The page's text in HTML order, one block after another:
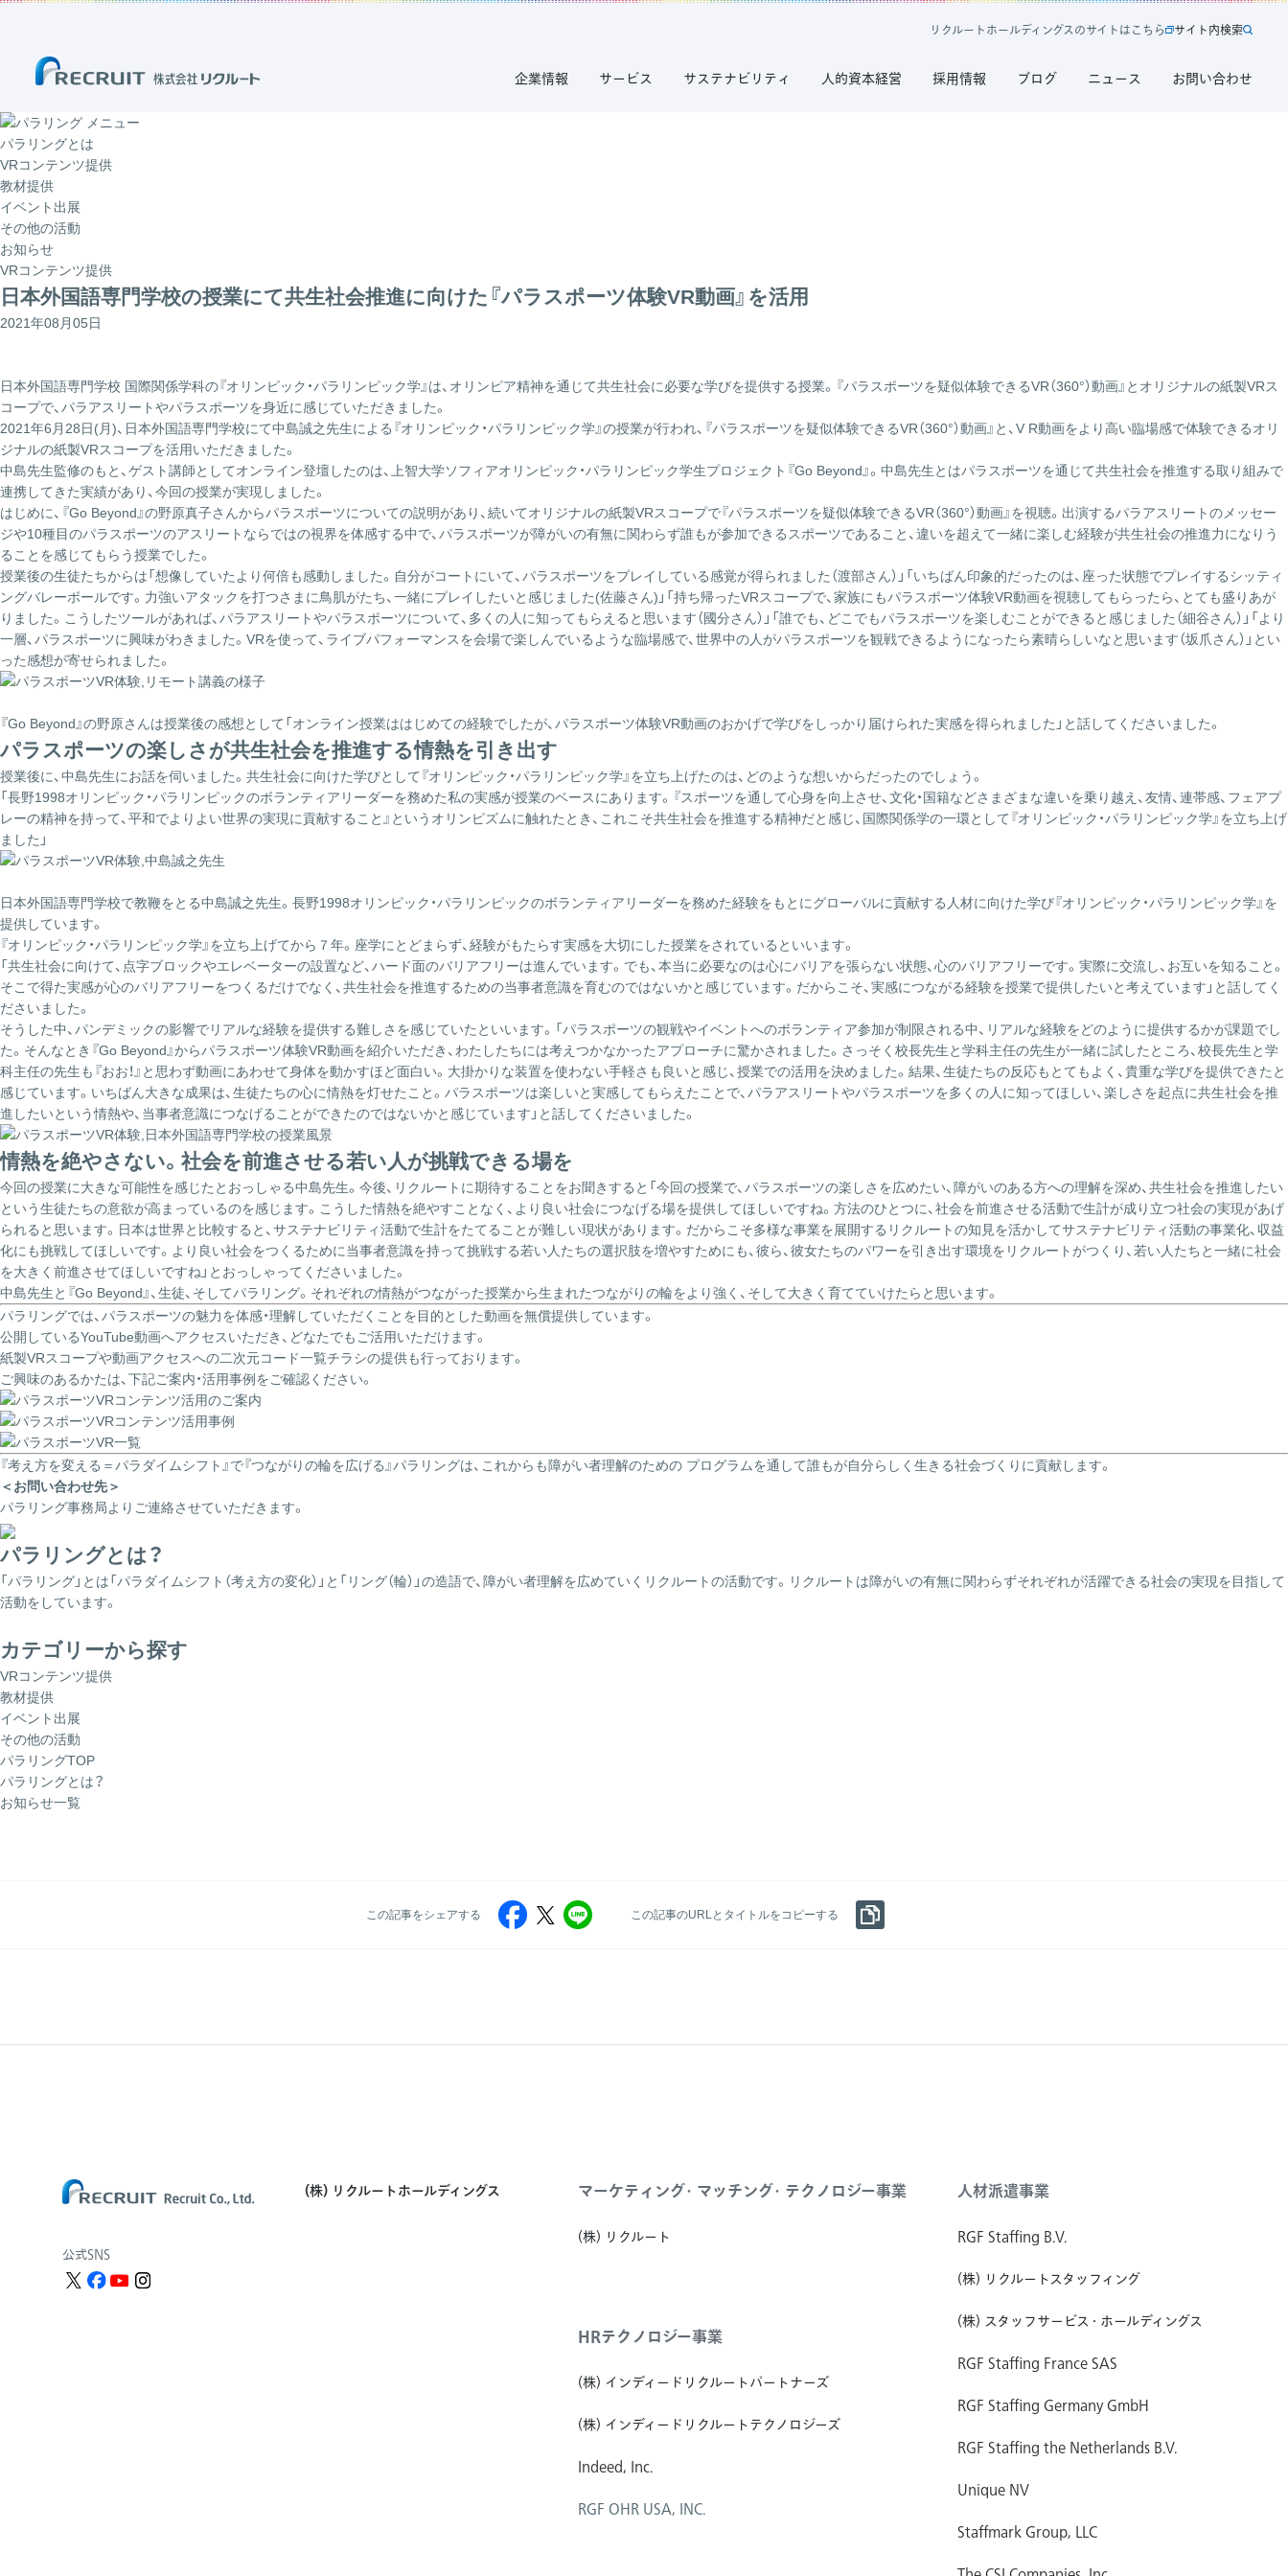
新
タ
ィ
ン
ス
サ
イ
ト
は
ち
ら
リ クルー トホールディ ングスのサイ トはこち ら サ
ト
サイ ト内検索
企業情報 サービス サステナビリティ 人的資本経営 採用情報 ブログ ニュース お問い合わせ
メニュー
パラリングとは
VRコンテンツ提供
教材提供
イベント出展
その他の活動
お知らせ
VRコンテンツ提供
日本外国語専門学校の授業にて共生社会推進に向けた『パラスポーツ体験VR動画』を活用
2021年08月05日
日本外国語専門学校 国際関係学科の『オリンピック・パラリンピック学』は、オリンピア精神を通じて共生社会に必要な学びを提供する授業。『パラスポーツを疑似体験できるVR（360°）動画』とオリジナルの紙製VRス
コープで、パラアスリートやパラスポーツを身近に感じていただきました。
2021年6月28日(月)、日本外国語専門学校にて中島誠之先生による『オリンピック・パラリンピック学』の授業が行われ、『パラスポーツを疑似体験できるVR（360°）動画』と、V R動画をより高い臨場感で体験できるオリ
ジナルの紙製VRスコープを活用いただきました。
中島先生監修のもと、ゲスト講師としてオンライン登壇したのは、上智大学ソフィアオリンピック・パラリンピック学生プロジェクト『Go Beyond』。中島先生とはパラスポーツを通じて共生社会を推進する取り組みで
連携してきた実績があり、今回の授業が実現しました。
はじめに、『Go Beyond』の野原真子さんからパラスポーツについての説明があり、続いてオリジナルの紙製VRスコープで『パラスポーツを疑似体験できるVR（360°）動画』を視聴。出演するパラアスリートのメッセー
ジや10種目のパラスポーツのアスリートならではの視界を体感する中で、パラスポーツが障がいの有無に関わらず誰もが参加できるスポーツであること、違いを超えて一緒に楽しむ経験が共生社会の推進力になりう
ることを感じてもらう授業でした。
授業後の生徒たちからは「想像していたより何倍も感動しました。自分がコートにいて、パラスポーツをプレイしている感覚が得られました（渡部さん）」「いちばん印象的だったのは、座った状態でプレイするシッティ
ングバレーボールです。力強いアタックを打つさまに鳥肌がたち、一緒にプレイしたいと感じました(佐藤さん)」「持ち帰ったVRスコープで、家族にもパラスポーツ体験VR動画を視聴してもらったら、とても盛りあが
りました。こうしたツールがあれば、パラアスリートやパラスポーツについて、多くの人に知ってもらえると思います（國分さん）」「誰でも、どこでもパラスポーツを楽しむことができると感じました（細谷さん）」「より
一層、パラスポーツに興味がわきました。VRを使って、ライブパフォーマンスを会場で楽しんでいるような臨場感で、世界中の人がパラスポーツを観戦できるようになったら素晴らしいなと思います（坂爪さん）」とい
った感想が寄せられました。
『Go Beyond』の野原さんは授業後の感想として「オンライン授業ははじめての経験でしたが、パラスポーツ体験VR動画のおかげで学びをしっかり届けられた実感を得られました」と話してくださいました。
パラスポーツの楽しさが共生社会を推進する情熱を引き出す
授業後に、中島先生にお話を伺いました。共生社会に向けた学びとして『オリンピック・パラリンピック学』を立ち上げたのは、どのような想いからだったのでしょう。
「長野1998オリンピック・パラリンピックのボランティアリーダーを務めた私の実感が授業のベースにあります。『スポーツを通して心身を向上させ、文化・国籍などさまざまな違いを乗り越え、友情、連帯感、フェアプ
レーの精神を持って、平和でよりよい世界の実現に貢献すること』というオリンピズムに触れたとき、これこそ共生社会を推進する精神だと感じ、国際関係学の一環として『オリンピック・パラリンピック学』を立ち上げ
ました」
日本外国語専門学校で教鞭をとる中島誠之先生。長野1998オリンピック・パラリンピックのボランティアリーダーを務めた経験をもとにグローバルに貢献する人材に向けた学び『オリンピック・パラリンピック学』を
提供しています。
『オリンピック・パラリンピック学』を立ち上げてから７年。座学にとどまらず、経験がもたらす実感を大切にした授業をされているといいます。
「共生社会に向けて、点字ブロックやエレベーターの設置など、ハード面のバリアフリーは進んでいます。でも、本当に必要なのは心にバリアを張らない状態、心のバリアフリーです。実際に交流し、お互いを知ること。
そこで得た実感が心のバリアフリーをつくるだけでなく、共生社会を推進するための当事者意識を育むのではないかと感じています。だからこそ、実感につながる経験を授業で提供したいと考えています」と話してく
ださいました。
そうした中、パンデミックの影響でリアルな経験を提供する難しさを感じていたといいます。「パラスポーツの観戦やイベントへのボランティア参加が制限される中、リアルな経験をどのように提供するかが課題でし
た。そんなとき『Go Beyond』からパラスポーツ体験VR動画を紹介いただき、わたしたちには考えつかなかったアプローチに驚かされました。さっそく校長先生と学科主任の先生が一緒に試したところ、校長先生と学
科主任の先生も『おお！』と思わず動画にあわせて身体を動かすほど面白い。大掛かりな装置を使わない手軽さも良いと感じ、授業での活用を決めました。結果、生徒たちの反応もとてもよく、貴重な学びを提供できたと
感じています。いちばん大きな成果は、生徒たちの心に情熱を灯せたこと。パラスポーツは楽しいと実感してもらえたことで、パラアスリートやパラスポーツを多くの人に知ってほしい、楽しさを起点に共生社会を推
進したいという情熱や、当事者意識につなげることができたのではないかと感じています」と話してくださいました。
情熱を絶やさない。社会を前進させる若い人が挑戦できる場を
今回の授業に大きな可能性を感じたとおっしゃる中島先生。今後、リクルートに期待することをお聞きすると「今回の授業で、パラスポーツの楽しさを広めたい、障がいのある方への理解を深め、共生社会を推進したい
という生徒たちの意欲が高まっているのを感じます。こうした情熱を絶やすことなく、より良い社会につなげる場を提供してほしいですね。方法のひとつに、社会を前進させる活動で生計が成り立つ社会の実現があげ
られると思います。日本は世界と比較すると、サステナビリティ活動で生計をたてることが難しい現状があります。だからこそ多様な事業を展開するリクルートの知見を活かしてサステナビリティ活動の事業化、収益
化にも挑戦してほしいです。より良い社会をつくるために当事者意識を持って挑戦する若い人たちの選択肢を増やすためにも、彼ら、彼女たちのパワーを引き出す環境をリクルートがつくり、若い人たちと一緒に社会
を大きく前進させてほしいですね」とおっしゃってくださいました。
中島先生と『Go Beyond』、生徒、そしてパラリング。それぞれの情熱がつながった授業から生まれたつながりの輪をより強く、そして大きく育てていけたらと思います。
パラリングでは、パラスポーツの魅力を体感・理解していただくことを目的とした動画を無償提供しています。
公開しているYouTube動画へアクセスいただき、どなたでもご活用いただけます。
紙製VRスコープや動画アクセスへの二次元コード一覧チラシの提供も行っております。
ご興味のあるかたは、下記ご案内・活用事例をご確認ください。
『考え方を変える＝パラダイムシフト』で『つながりの輪を広げる』パラリングは、これからも障がい者理解のための プログラムを通して誰もが自分らしく生きる社会づくりに貢献します。
＜お問い合わせ先＞
パラリング事務局よりご連絡させていただきます。
パラリングとは？
「パラリング」とは「パラダイムシフト（考え方の変化）」と「リング（輪）」の造語で、障がい者理解を広めていくリクルートの活動です。リクルートは障がいの有無に関わらずそれぞれが活躍できる社会の実現を目指して
活動をしています。
カテゴリーから探す
VRコンテンツ提供
教材提供
イベント出展
その他の活動
パラリングTOP
パラリングとは？
お知らせ一覧
この記事をシェアする この記事のURLとタイトルをコピーする
公式SNS
(株) リクルートホールディングス マーケティング・マッチング・テクノロジー事業
(株) リクルート
HRテクノロジー事業
(株) インディードリクルートパートナーズ
(株) インディードリクルートテクノロジーズ
Indeed, Inc.
RGF OHR USA, INC.
人材派遣事業
RGF Staffing B.V.
(株) リクルートスタッフィング
(株) スタッフサービス・ホールディングス
RGF Staffing France SAS
RGF Staffing Germany GmbH
RGF Staffing the Netherlands B.V.
Unique NV
Staffmark Group, LLC